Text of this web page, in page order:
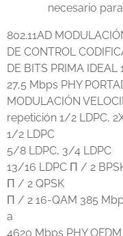
necesario
802.11AD
DE CONTROL
DE BITS PRIMA
27,5 Mbps PHY
MODULACIÓN
repetición 1/2 LDPC,
1/2 LDPC
5/8 LDPC, 3/4 LDPC
13/16 LDPC Π / 2
Π / 2 QPSK
Π / 2 16-QAM 385
a
4620 Mbps PHY